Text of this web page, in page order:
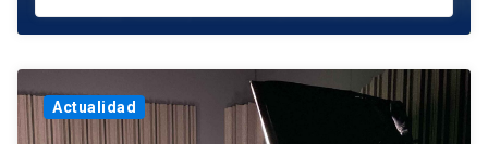
Actualidad